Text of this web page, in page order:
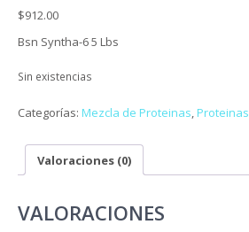
$912.00
Bsn Syntha-6 5 Lbs
Sin existencias
Categorías: Mezcla de Proteinas,Proteinas
Valoraciones (0)
VALORACIONES